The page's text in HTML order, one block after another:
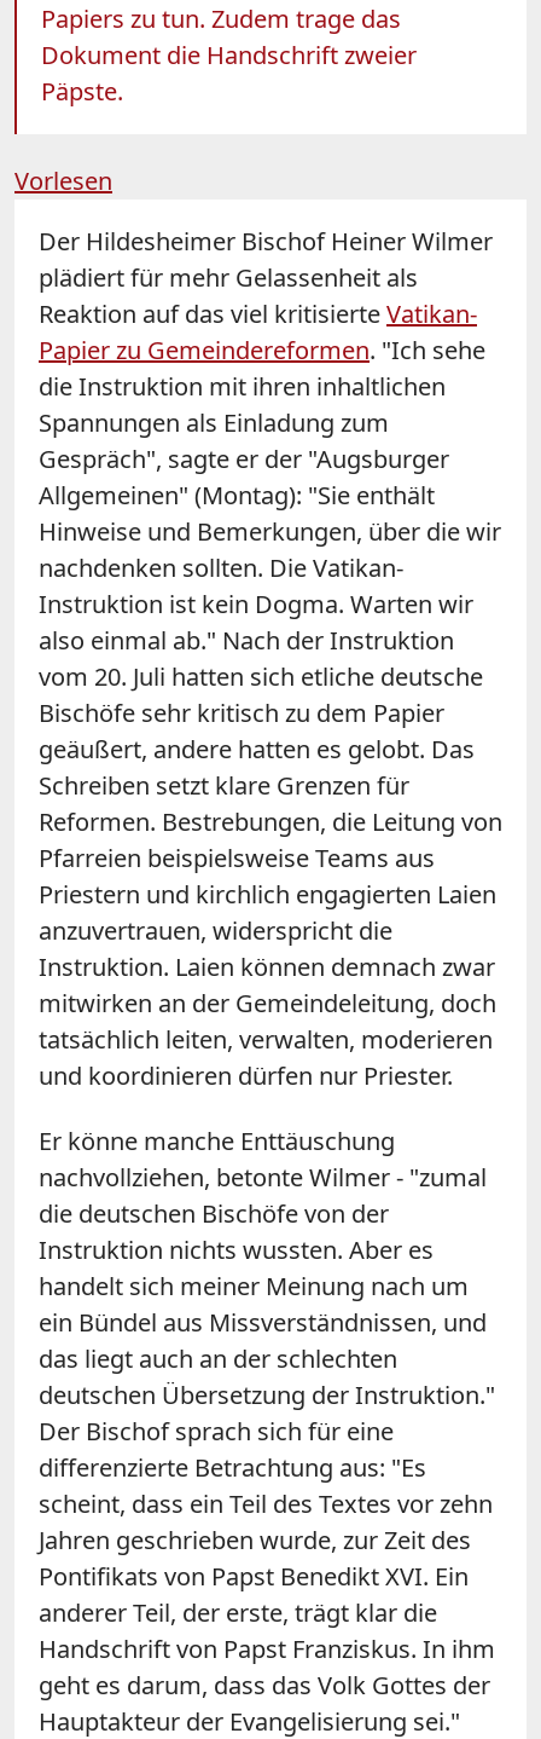
Papiers zu tun. Zudem trage das
Dokument die Handschrift zweier
Päpste.
Vorlesen
Der Hildesheimer Bischof HeinerWilmer
plädiert für mehr Gelassenheit als
Reaktion auf das viel kritisierteVatikan-
Papier zu Gemeindereformen. "Ich sehe
die Instruktion mit ihren inhaltlichen
Spannungen als Einladung zum
Gespräch", sagte er der "Augsburger
Allgemeinen" (Montag): "Sie enthält
Hinweise und Bemerkungen, über die wir
nachdenken sollten. Die Vatikan-
Instruktion ist kein Dogma. Warten wir
also einmal ab." Nach der Instruktion
vom 20. Juli hatten sich etliche deutsche
Bischöfe sehr kritisch zu dem Papier
geäußert, andere hatten es gelobt. Das
Schreiben setzt klare Grenzen für
Reformen. Bestrebungen, die Leitung von
Pfarreien beispielsweise Teams aus
Priestern und kirchlich engagierten Laien
anzuvertrauen, widerspricht die
Instruktion. Laien können demnach zwar
mitwirken an der Gemeindeleitung, doch
tatsächlich leiten, verwalten, moderieren
und koordinieren dürfen nur Priester.
Er könne manche Enttäuschung
nachvollziehen, betonteWilmer- "zumal
die deutschen Bischöfe von der
Instruktion nichts wussten. Aber es
handelt sich meiner Meinung nach um
ein Bündel aus Missverständnissen, und
das liegt auch an der schlechten
deutschen Übersetzung der Instruktion."
Der Bischof sprach sich für eine
differenzierte Betrachtung aus: "Es
scheint, dass ein Teil des Textes vor zehn
Jahren geschrieben wurde, zur Zeit des
Pontifikats von Papst Benedikt XVI. Ein
anderer Teil, der erste, trägt klar die
Handschrift von Papst Franziskus. In ihm
geht es darum, dass das Volk Gottes der
Hauptakteur der Evangelisierung sei."